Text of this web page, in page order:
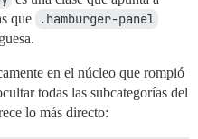
que
.hamburger-panel
en el núcleo que rompió
todas las subcategorías del
lo más directo: